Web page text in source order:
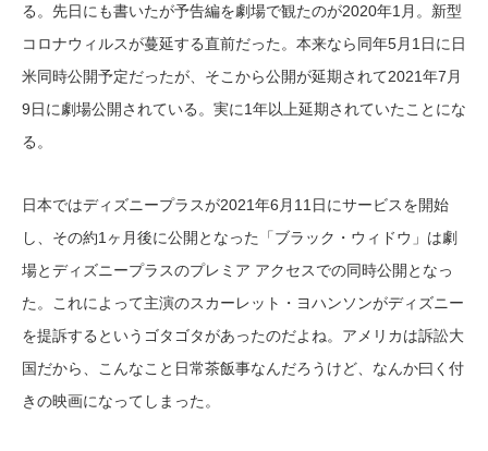
る。先日にも書いたが予告編を劇場で観たのが2020年1月。新型
コロナウィルスが蔓延する直前だった。本来なら同年5月1日に日
米同時公開予定だったが、そこから公開が延期されて2021年7月
9日に劇場公開されている。実に1年以上延期されていたことにな
る。
日本ではディズニープラスが2021年6月11日にサービスを開始
し、その約1ヶ月後に公開となった「ブラック・ウィドウ」は劇
場とディズニープラスのプレミア アクセスでの同時公開となっ
た。これによって主演のスカーレット・ヨハンソンがディズニー
を提訴するというゴタゴタがあったのだよね。アメリカは訴訟大
国だから、こんなこと日常茶飯事なんだろうけど、なんか曰く付
きの映画になってしまった。